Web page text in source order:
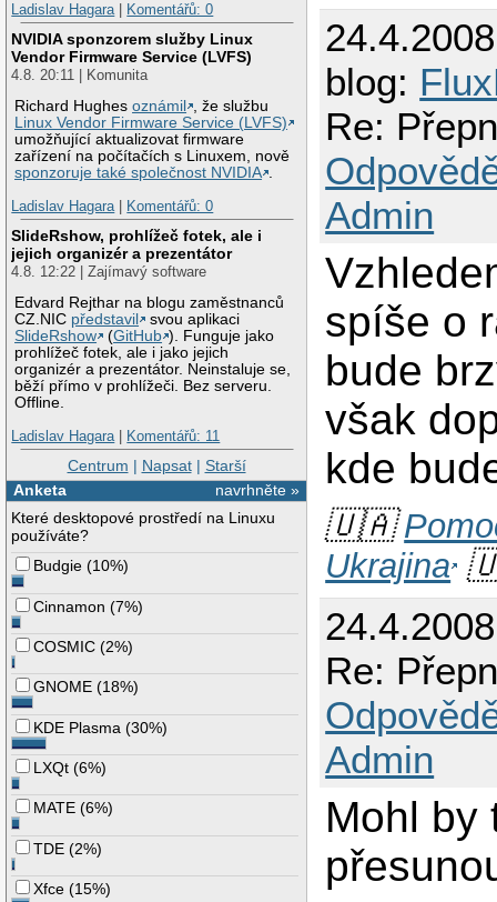
Ladislav Hagara| Komentářů: 0
NVIDIA sponzorem služby Linux
Vendor Firmware Service (LVFS)
4.8. 20:11 | Komunita
Richard Hughesoznámil
, že službu
Linux Vendor Firmware Service (LVFS)
umožňující aktualizovat firmware
zařízení na počítačích s Linuxem, nově
sponzoruje také společnost NVIDIA .
Ladislav Hagara| Komentářů: 0
SlideRshow, prohlížeč fotek, ale i
jejich organizér a prezentátor
4.8. 12:22 | Zajímavý software
Edvard Rejthar na blogu zaměstnanců
CZ.NIC představil
svou aplikaci
SlideRshow
(GitHub ). Funguje jako
prohlížeč fotek, ale i jako jejich
organizér a prezentátor. Neinstaluje se,
běží přímo v prohlížeči. Bez serveru.
Offline.
Ladislav Hagara| Komentářů: 11
Centrum | Napsat| Starší
navrhněte »
Anketa
Které desktopové prostředí na Linuxu
používáte?
Budgie (10%)
Cinnamon (7%)
COSMIC (2%)
GNOME (18%)
KDE Plasma (30%)
LXQt (6%)
MATE (6%)
TDE (2%)
Xfce (15%)
blog:
Re:
Admin
spíše o
bude
však
kde
🇺🇦
Ukrajina
Re:
Admin
Mohl by